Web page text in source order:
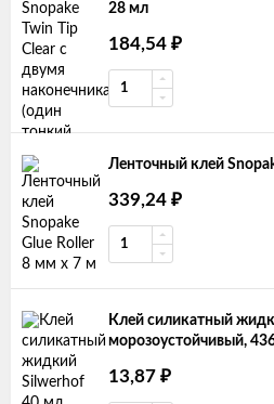
28 мл
184,54 ₽
Ленточный клей
339,24 ₽
Клей силикатный
морозоустойчивый,
13,87 ₽